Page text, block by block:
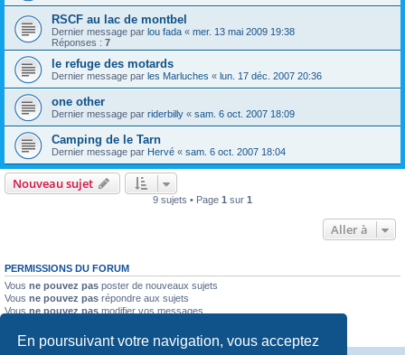
En poursuivant votre navigation, vous acceptez
RSCF au lac de montbel
Dernier message par lou fada « mer. 13 mai 2009 19:38
Réponses : 7
le refuge des motards
Dernier message par les Marluches « lun. 17 déc. 2007 20:36
one other
Dernier message par riderbilly « sam. 6 oct. 2007 18:09
Camping de le Tarn
Dernier message par Hervé « sam. 6 oct. 2007 18:04
Nouveau sujet
9 sujets • Page 1 sur 1
Aller à
PERMISSIONS DU FORUM
Vous ne pouvez pas poster de nouveaux sujets
Vous ne pouvez pas répondre aux sujets
Vous ne pouvez pas modifier vos messages
Vousne pouvez pasjoindre des fichiers